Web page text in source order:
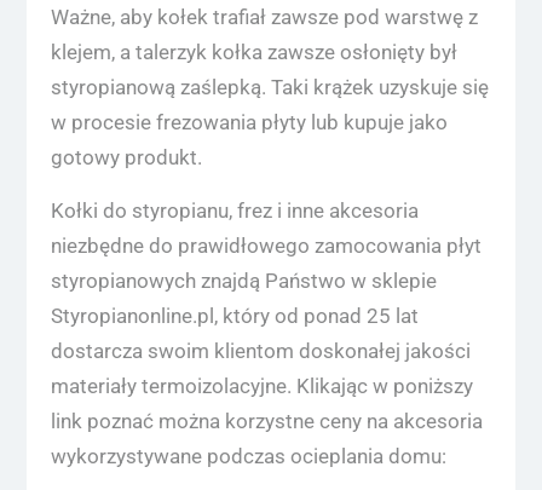
Ważne, aby kołek trafiał zawsze pod warstwę z
klejem, a talerzyk kołka zawsze osłonięty był
styropianową zaślepką. Taki krążek uzyskuje się
w procesie frezowania płyty lub kupuje jako
gotowy produkt.
Kołki do styropianu, frez i inne akcesoria
niezbędne do prawidłowego zamocowania płyt
styropianowych znajdą Państwo w sklepie
Styropianonline.pl, który od ponad 25 lat
dostarcza swoim klientom doskonałej jakości
materiały termoizolacyjne. Klikając w poniższy
link poznać można korzystne ceny na akcesoria
wykorzystywane podczas ocieplania domu: